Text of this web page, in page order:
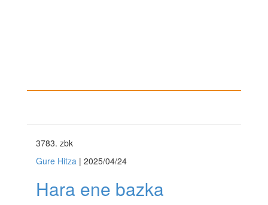
3783. zbk
Gure Hitza | 2025/04/24
Hara ene bazka